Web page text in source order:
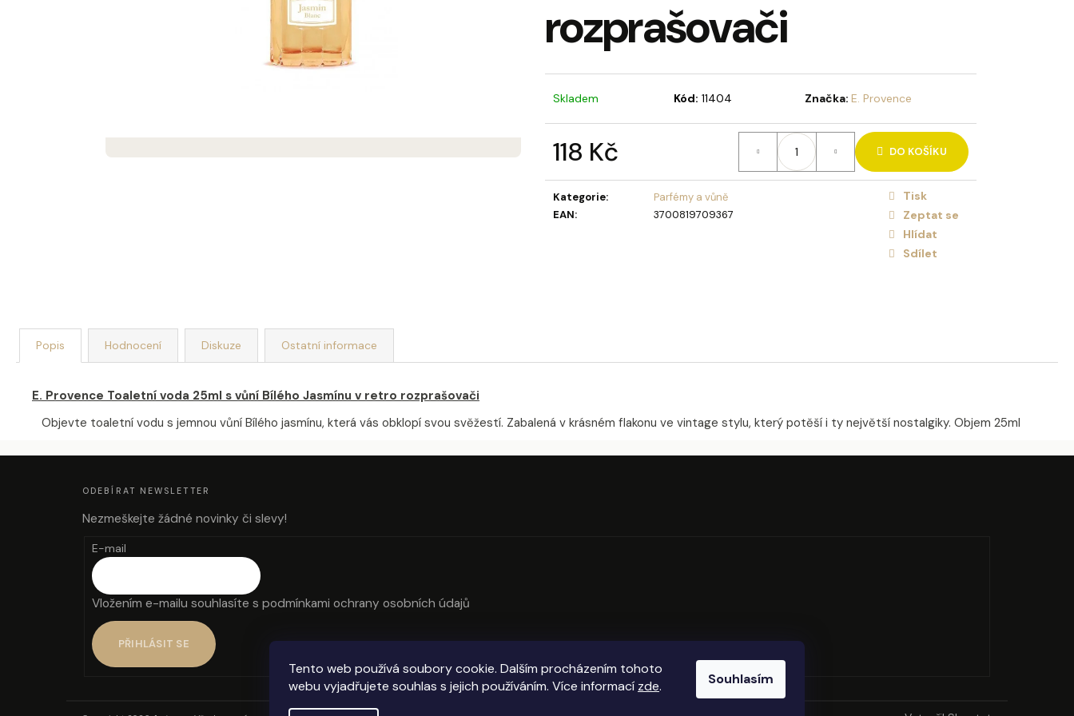
Tento web používá soubory cookie. Dalším procházením tohoto
webu vyjadřujete souhlas s jejich používáním. Více informací zde. Souhlasím
rozprašovači
Skladem Kód: 11404 Značka: E. Provence
118 Kč DO KOŠÍKU
Kategorie:
Parfémy a vůně
EAN: 3700819709367
Tisk
Zeptat se
Hlídat
Sdílet
Popis Hodnocení Diskuze Ostatní informace
E. Provence Toaletní voda 25ml s vůní Bílého Jasmínu v retro rozprašovači
Objevte toaletní vodu s jemnou vůní Bílého jasmínu, která vás obklopí svou svěžestí. Zabalená v krásném flakonu ve vintage stylu, který potěší i ty největší nostalgiky. Objem 25ml
DEKORACE MÝDLOVÁ KYTICE ROMANCE
OLIVIA GARDEN HOLIDAY BRUSH ICED
BERRY KARTÁČ NA VLASY
95 Kč
Z
ODEBÍRAT NEWSLETTER
Nezmeškejte žádné novinky či slevy!
E-mail
Vložením e-mailu souhlasíte s podmínkami ochrany osobních údajů
PŘIHLÁSIT SE